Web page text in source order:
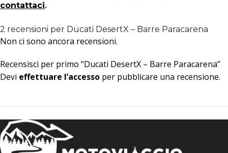
contattaci.
2 recensioni per Ducati DesertX – Barre Paracarena
Non ci sono ancora recensioni.
Recensisci per primo “Ducati DesertX – Barre Paracarena”
Devi effettuare l’accesso per pubblicare una recensione.